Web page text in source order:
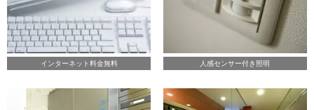
インターネット料金無料 人感センサー付き照明